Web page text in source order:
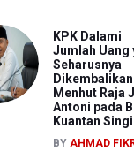
KPK Dalami
Jumlah Uang
Seharusnya
Dikembalikan
Menhut Raja
Antoni pada
Kuantan
BY AHMAD